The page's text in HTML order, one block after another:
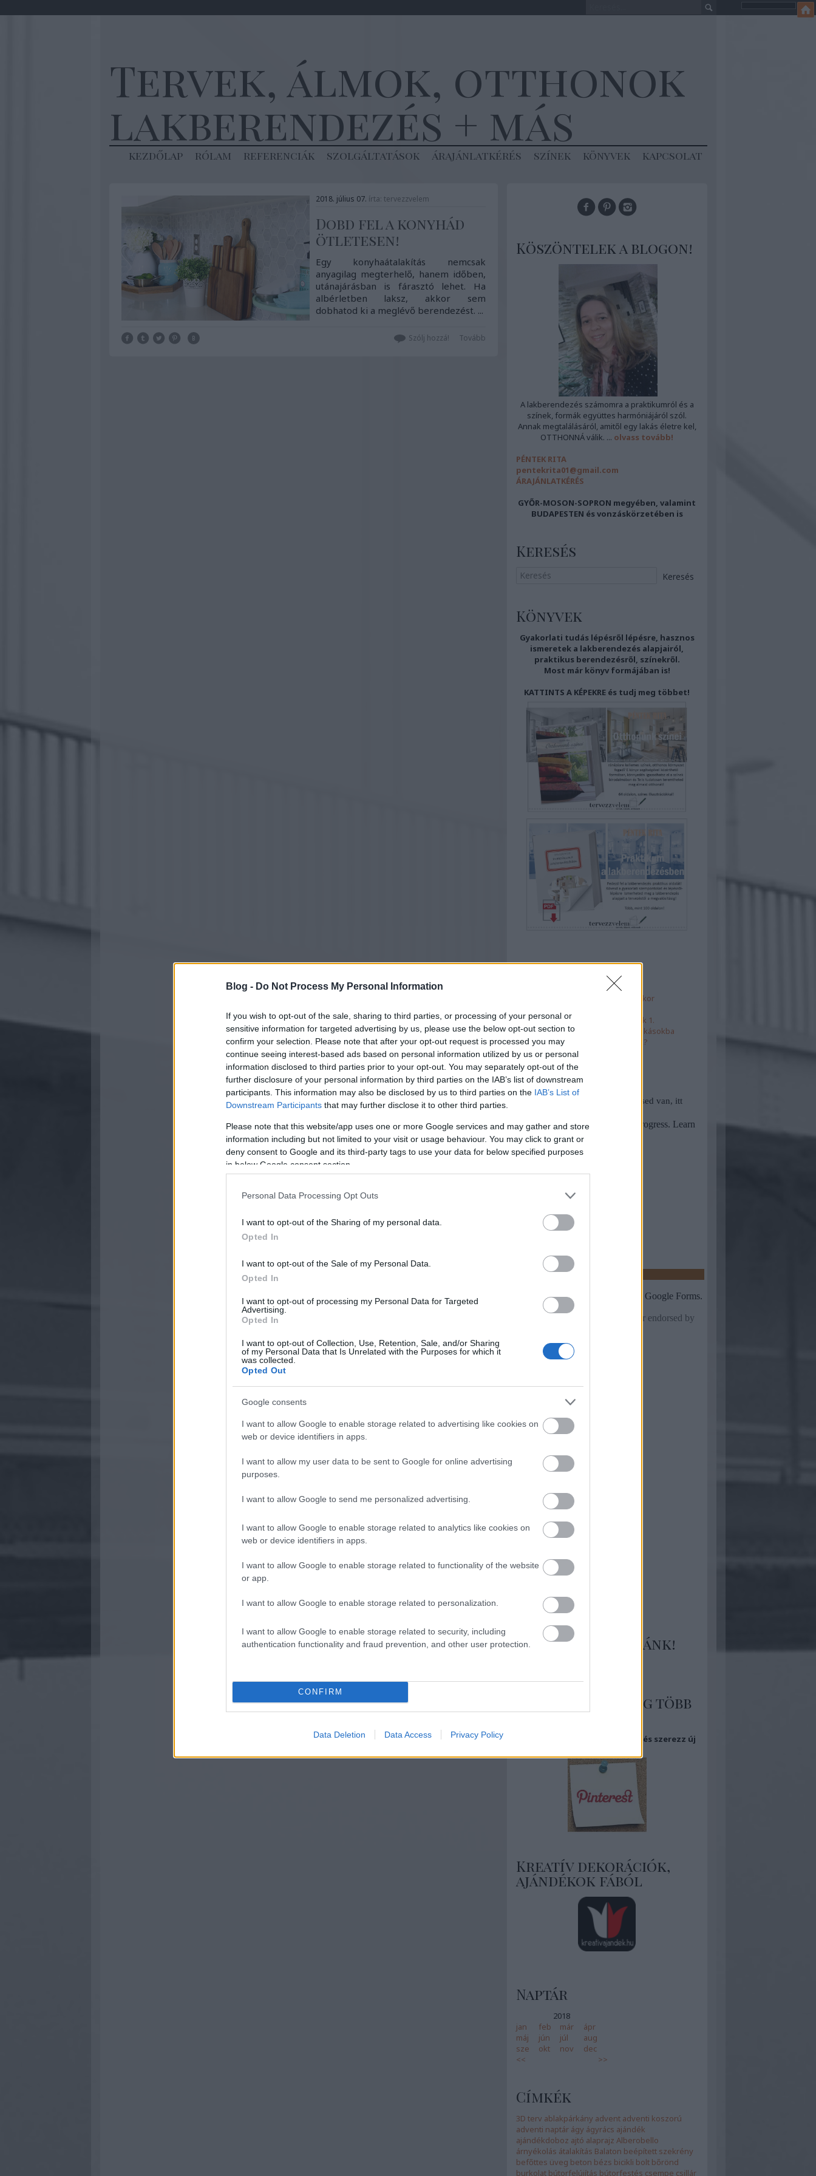
Blog - Do Not Process My Personal Information
If you wish to opt-out of the sale, sharing to third parties, or processing of your personal or
sensitive information for targeted advertising by us, please use the below opt-out section to
confirm your selection. Please note that after your opt-out request is processed you may
continue seeing interest-based ads based on personal information utilized by us or personal
information disclosed to third parties prior to your opt-out. You may separately opt-out of the
further disclosure of your personal information by third parties on the IAB’s list of downstream
participants. This information may also be disclosed by us to third parties on the IAB’s List of
Downstream Participants that may further disclose it to other third parties.
Please note that this website/app uses one or more Google services and may gather and store
information including but not limited to your visit or usage behaviour. You may click to grant or
deny consent to Google and its third-party tags to use your data for below specified purposes
in below Google consent section.
Personal Data Processing Opt Outs
I want to opt-out of the Sharing of my personal data.
Opted In
I want to opt-out of the Sale of my Personal Data.
Opted In
I want to opt-out of processing my Personal Data for Targeted
Advertising.
Opted In
I want to opt-out of Collection, Use, Retention, Sale, and/or Sharing
of my Personal Data that Is Unrelated with the Purposes for which it
was collected.
Opted Out
Google consents
I want to allow Google to enable storage related to advertising like cookies on
web or device identifiers in apps.
I want to allow my user data to be sent to Google for online advertising
purposes.
I want to allow Google to send me personalized advertising.
I want to allow Google to enable storage related to analytics like cookies on
web or device identifiers in apps.
I want to allow Google to enable storage related to functionality of the website
or app.
I want to allow Google to enable storage related to personalization.
I want to allow Google to enable storage related to security, including
authentication functionality and fraud prevention, and other user protection.
CONFIRM
Data Deletion Data Access Privacy Policy
Tervek, álmok, otthonok
lakberendezés + más
kezdőlap rólam referenciák szolgáltatások árajánlatkérés színek könyvek kapcsolat
2018. július 07. írta: tervezzvelem
Dobd fel a konyhád
ötletesen!
Egy konyhaátalakítás nemcsak
anyagilag megterhelő, hanem időben,
utánajárásban is fárasztó lehet. Ha
albérletben laksz, akkor sem
dobhatod ki a meglévő berendezést. ...
Tovább
Szólj hozzá!
Köszöntelek a blogon!
A lakberendezés számomra a praktikumról és a
színek, formák együttes harmóniájáról szól.
Annak megtalálásáról, amitől egy lakás életre kel,
OTTHONNÁ válik. ... olvass tovább!
PÉNTEK RITA
pentekrita01@gmail.com
ÁRAJÁNLATKÉRÉS
GYŐR-MOSON-SOPRON megyében, valamint
BUDAPESTEN és vonzáskörzetében is
Keresés
Könyvek
Gyakorlati tudás lépésről lépésre, hasznos
ismeretek a lakberendezés alapjairól,
praktikus berendezésről, színekről.
Most már könyv formájában is!
KATTINTS A KÉPEKRE és tudj meg többet!
Általános hibák fürdő tervezésekor
Együtt is, külön is - térelválasztók 1.
Helytakarékos megoldások kislakásokba
Szekrényágyak - mire figyeljünk?
Csatlakozz hozzánk!
Még több kép, még több
inspiráció
Nézd meg Pinterest oldalamat és szerezz új
Kreatív dekorációk,
ajándékok fából
Naptár
2018
<< >>
jan feb már
ápr
máj
jún júl
aug
sze
okt nov dec
Címkék
3D terv ablakpárkány advent adventi koszorú
adventi naptár ágy ágyrács ajándék
ajándékdoboz ajtó alaprajz Alberobello
árnyékolás átalakítás Balaton beépített szekrény
befőttes üveg beton bézs bicikli bolt bőrönd
burkolat bútorfelújítás bútorfestés csempe csillár